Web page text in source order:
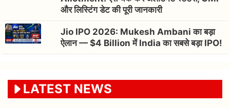
और लिस्टिंग डेट की पूरी जानकारी
Jio IPO 2026: Mukesh Ambani का बड़ा
ऐलान — $4 Billion में India का सबसे बड़ा IPO!
LATEST NEWS